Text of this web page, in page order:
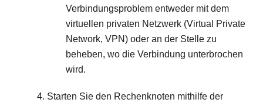
Verbindungsproblem entweder mit dem
virtuellen privaten Netzwerk (Virtual Private
Network, VPN) oder an der Stelle zu
beheben, wo die Verbindung unterbrochen
wird.
Starten Sie den Rechenknoten mithilfe der